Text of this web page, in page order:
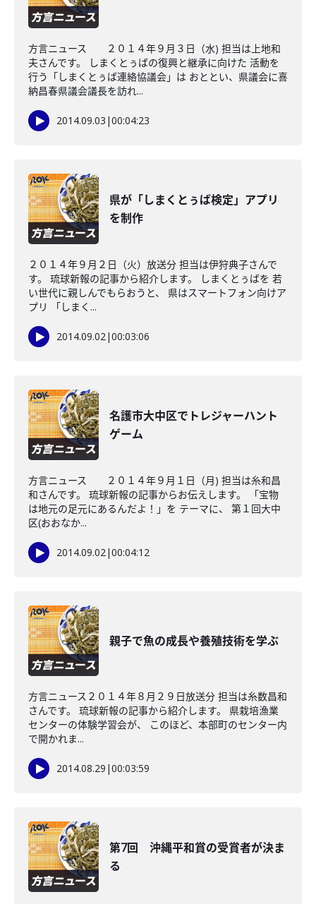
方言ニュース ２０１４年９月３日（水) 担当は上地和
夫さんです。 しまくとぅばの復興と継承に向けた 活動を
行う「しまくとぅば連絡協議会」は おととい、県議会に喜
納昌春県議会議長を訪れ...
2014.09.03 |00:04:23
県が「しまくとぅば検定」アプリ
を制作
２０１４年９月２日（火）放送分 担当は伊狩典子さんで
す。 琉球新報の記事から紹介します。 しまくとぅばを 若
い世代に親しんでもらおうと、 県はスマートフォン向けア
プリ 「しまく...
2014.09.02|00:03:06
名護市大中区でトレジャーハント
ゲーム
方言ニュース ２０１４年９月１日（月) 担当は糸和昌
和さんです。 琉球新報の記事からお伝えします。 「宝物
は地元の足元にあるんだよ！」を テーマに、 第１回大中
区(おおなか...
2014.09.02|00:04:12
親子で魚の成長や養殖技術を学ぶ
方言ニュース２０１４年８月２９日放送分 担当は糸数昌和
さんです。 琉球新報の記事から紹介します。 県栽培漁業
センターの体験学習会が、 このほど、本部町のセンター内
で開かれま...
2014.08.29 |00:03:59
第7回 沖縄平和賞の受賞者が決ま
る